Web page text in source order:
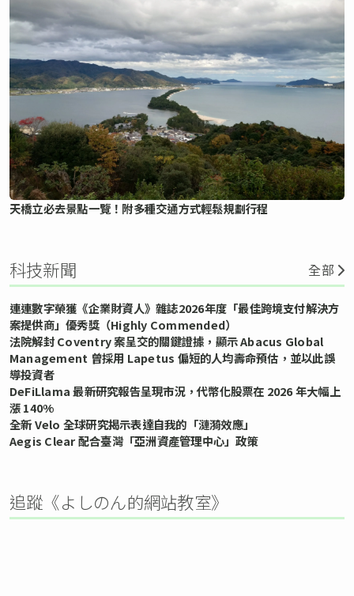
天橋立必去景點一覽！附多種交通方式輕鬆規劃行程
科技新聞 全部
連連數字榮獲《企業財資人》雜誌2026年度「最佳跨境支付解決方
案提供商」優秀獎（Highly Commended）
法院解封 Coventry 案呈交的關鍵證據，顯示 Abacus Global
Management 曾採用 Lapetus 偏短的人均壽命預估，並以此誤
導投資者
DeFiLlama 最新研究報告呈現市況，代幣化股票在 2026 年大幅上
漲 140%
全新 Velo 全球研究揭示表達自我的「漣漪效應」
Aegis Clear 配合臺灣「亞洲資產管理中心」政策
追蹤《よしのん的網站教室》